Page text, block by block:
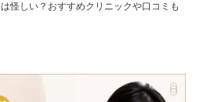
怪しい？おすすめクリニックや口コミも